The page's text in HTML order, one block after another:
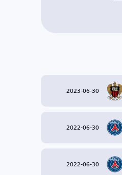
2023-06-30
2022-06-30
2022-06-30